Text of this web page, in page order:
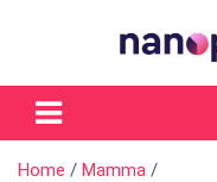
Il magazine femminile di
Home
Mamma